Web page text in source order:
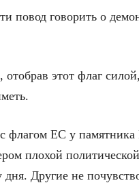
повод говорить о
этот флаг
флагом ЕС у памятника
плохой
Другие не